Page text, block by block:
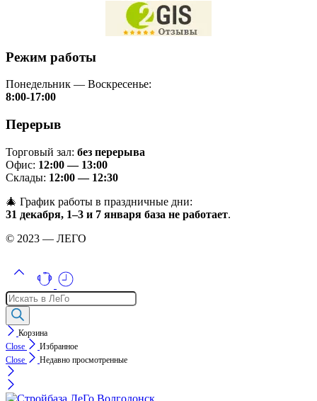
Режим работы
Понедельник — Воскресенье:
8:00-17:00
Перерыв
Торговый зал: без перерыва
Офис: 12:00 — 13:00
Склады: 12:00 — 12:30
🎄 График работы в праздничные дни:
31 декабря, 1–3 и 7 января база не работает.
© 2023 — ЛЕГО
Поиск
товаров
Корзина
Close
Избранное
Close
Недавно просмотренные